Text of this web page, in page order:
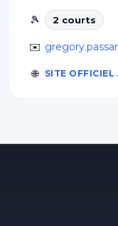
🎾 2 courts
✉️
🌐 SITE OFFICIEL